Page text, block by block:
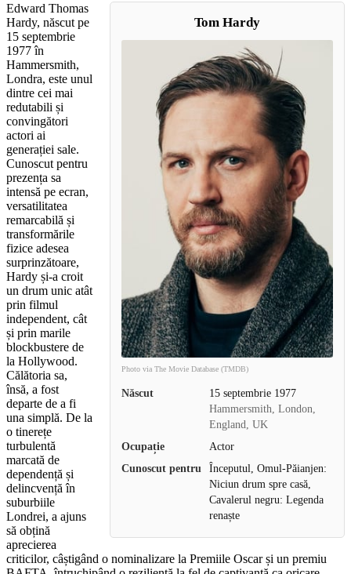
Tom Hardy
Photo via The Movie Database (TMDB)
Născut
15 septembrie 1977
Hammersmith, London,
England, UK
Ocupație
Actor
Cunoscut pentru
Începutul, Omul-Păianjen:
Niciun drum spre casă,
Cavalerul negru: Legenda
renaște
Edward Thomas
Hardy, născut pe
15 septembrie
1977 în
Hammersmith,
Londra, este unul
dintre cei mai
redutabili și
convingători
actori ai
generației sale.
Cunoscut pentru
prezența sa
intensă pe ecran,
versatilitatea
remarcabilă și
transformările
fizice adesea
surprinzătoare,
Hardy și-a croit
un drum unic atât
prin filmul
independent, cât
și prin marile
blockbustere de
la Hollywood.
Călătoria sa,
însă, a fost
departe de a fi
una simplă. De la
o tinerețe
turbulentă
marcată de
dependență și
delincvență în
suburbiile
Londrei, a ajuns
să obțină
aprecierea
criticilor, câștigând o nominalizare la Premiile Oscar și un premiu